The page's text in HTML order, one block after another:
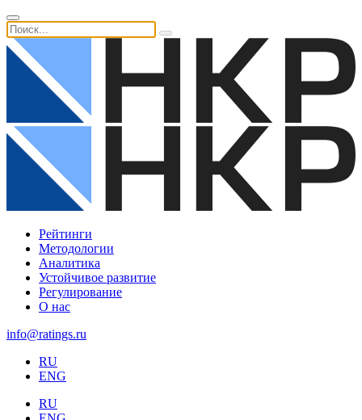
Рейтинги
Методологии
Аналитика
Устойчивое развитие
Регулирование
О нас
info@ratings.ru
RU
ENG
RU